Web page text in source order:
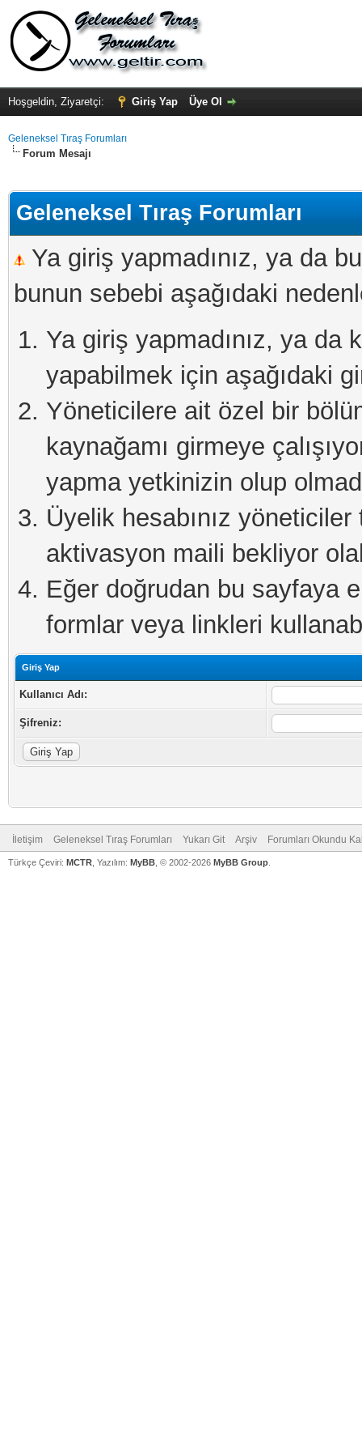
Hoşgeldin, Ziyaretçi: Giriş Yap Üye Ol
Geleneksel Tıraş Forumları
Forum Mesajı
Geleneksel Tıraş Forumları
Ya giriş yapmadınız, ya da
bunun sebebi aşağıdaki
Ya giriş yapmadınız, ya da
yapabilmek için aşağıdaki
Yöneticilere ait özel bir
kaynağamı girmeye
yapma yetkinizin olup
Üyelik hesabınız
aktivasyon maili bekliyor
Eğer doğrudan bu sayfaya
formlar veya linkleri
Giriş Yap
Kullanıcı Adı:
Şifreniz:
İletişim Geleneksel Tıraş Forumları Yukarı Git Arşiv Forumları Okundu
Türkçe Çeviri: MCTR , Yazılım: MyBB , © 2002-2026 MyBB Group